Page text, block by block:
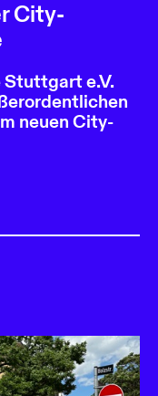
City-
e.V.
neuen City-